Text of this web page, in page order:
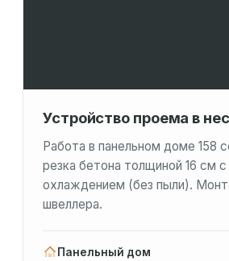
Устройство проема в
Работа в панельном доме 158
резка бетона толщиной 16 см
охлаждением (без пыли).
швеллера.
Панельный дом